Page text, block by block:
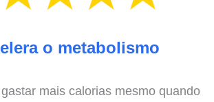
o metabolismo
mais calorias mesmo quando